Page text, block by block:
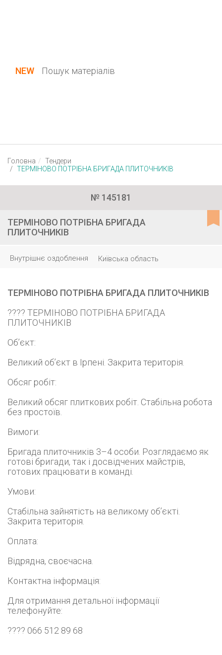
NEW Пошук матеріалів
Головна
Тендери
ТЕРМІНОВО ПОТРІБНА БРИГАДА ПЛИТОЧНИКІВ
№ 145181
ТЕРМІНОВО ПОТРІБНА БРИГАДА
ПЛИТОЧНИКІВ
Внутрішнє оздоблення Київська область
ТЕРМІНОВО ПОТРІБНА БРИГАДА ПЛИТОЧНИКІВ
???? ТЕРМІНОВО ПОТРІБНА БРИГАДА
ПЛИТОЧНИКІВ
Об’єкт:
Великий об’єкт в Ірпені. Закрита територія.
Обсяг робіт:
Великий обсяг плиткових робіт. Стабільна робота
без простоїв.
Вимоги:
Бригада плиточників 3–4 особи. Розглядаємо як
готові бригади, так і досвідчених майстрів,
готових працювати в команді.
Умови:
Стабільна зайнятість на великому об’єкті.
Закрита територія.
Оплата:
Відрядна, своєчасна.
Контактна інформація:
Для отримання детальної інформації
телефонуйте:
???? 066 512 89 68